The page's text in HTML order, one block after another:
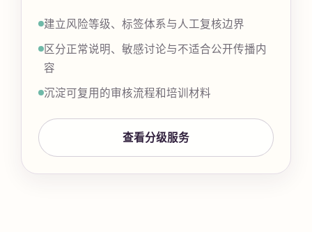
建立风险等级、标签体系与人工复核边界
区分正常说明、敏感讨论与不适合公开传播内
容
沉淀可复用的审核流程和培训材料
查看分级服务